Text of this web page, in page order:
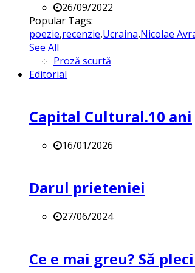
26/09/2022
Popular Tags:
poezie,recenzie,Ucraina,Nicolae
See All
Proză scurtă
Editorial
Capital Cultural.10 ani
16/01/2026
Darul prieteniei
27/06/2024
Ce e mai greu? Să